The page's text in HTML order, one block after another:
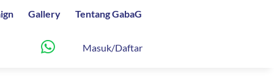
Gallery Tentang GabaG
Masuk/Daftar